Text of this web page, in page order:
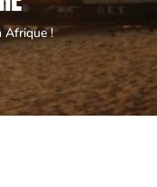
Afrique !